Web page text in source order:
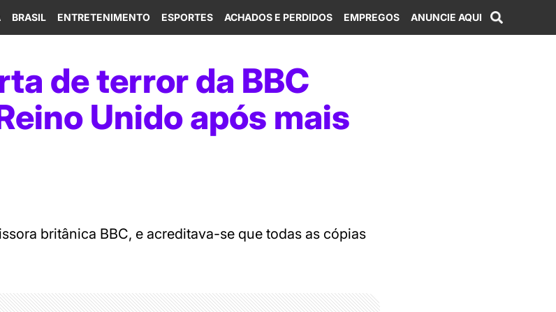
BRASIL ENTRETENIMENTO ESPORTES ACHADOS E PERDIDOS EMPREGOS ANUNCIE AQUI
de terror da BBC
Unido após mais
britânica BBC, e acreditava-se que todas as cópias